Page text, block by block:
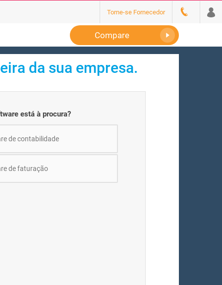
Torne-se Fornecedor
Compare
da sua empresa.
está à procura?
de contabilidade
de faturação